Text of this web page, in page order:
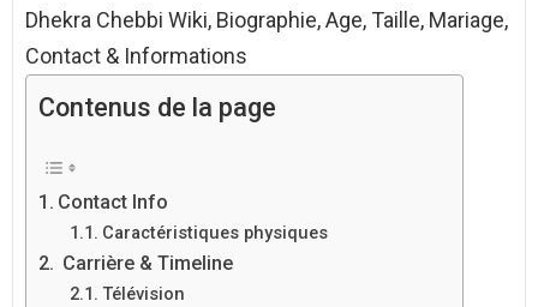
Dhekra Chebbi Wiki, Biographie, Age, Taille, Mariage,
Contact & Informations
Contenus de la page
Contact Info
Caractéristiques physiques
Carrière & Timeline
Télévision